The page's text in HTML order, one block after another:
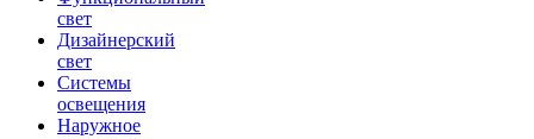
свет
Дизайнерский
свет
Системы
освещения
Наружное